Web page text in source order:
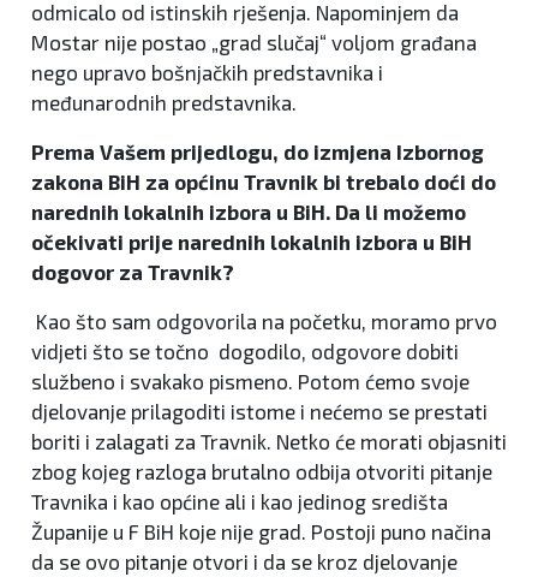
odmicalo od istinskih rješenja. Napominjem da
Mostar nije postao „grad slučaj“ voljom građana
nego upravo bošnjačkih predstavnika i
međunarodnih predstavnika.
Prema Vašem prijedlogu, do izmjena Izbornog
zakona BiH za općinu Travnik bi trebalo doći do
narednih lokalnih izbora u BiH. Da li možemo
očekivati prije narednih lokalnih izbora u BiH
dogovor za Travnik?
Kao što sam odgovorila na početku, moramo prvo
vidjeti što se točno dogodilo, odgovore dobiti
službeno i svakako pismeno. Potom ćemo svoje
djelovanje prilagoditi istome i nećemo se prestati
boriti i zalagati za Travnik. Netko će morati objasniti
zbog kojeg razloga brutalno odbija otvoriti pitanje
Travnika i kao općine ali i kao jedinog središta
Županije u F BiH koje nije grad. Postoji puno načina
da se ovo pitanje otvori i da se kroz djelovanje